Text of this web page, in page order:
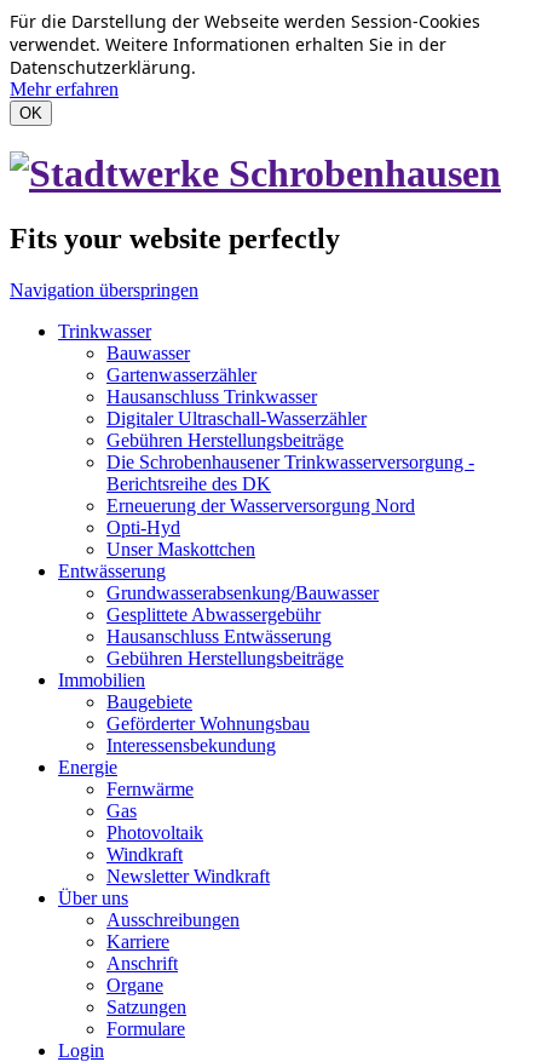
Für die Darstellung der Webseite werden Session-Cookies
verwendet. Weitere Informationen erhalten Sie in der
Datenschutzerklärung.
Mehr erfahren
OK
Fits your website perfectly
Navigation überspringen
Trinkwasser
Bauwasser
Gartenwasserzähler
Hausanschluss Trinkwasser
Digitaler Ultraschall-Wasserzähler
Gebühren Herstellungsbeiträge
Die Schrobenhausener Trinkwasserversorgung -
Berichtsreihe des DK
Erneuerung der Wasserversorgung Nord
Opti-Hyd
Unser Maskottchen
Entwässerung
Grundwasserabsenkung/Bauwasser
Gesplittete Abwassergebühr
Hausanschluss Entwässerung
Gebühren Herstellungsbeiträge
Immobilien
Baugebiete
Geförderter Wohnungsbau
Interessensbekundung
Energie
Fernwärme
Gas
Photovoltaik
Windkraft
Newsletter Windkraft
Über uns
Ausschreibungen
Karriere
Anschrift
Organe
Satzungen
Formulare
Login